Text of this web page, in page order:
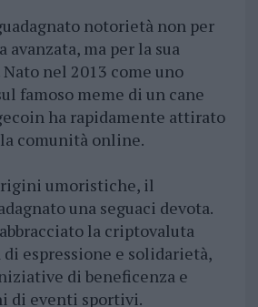
notorietà non per
avanzata, ma per la sua
nel 2013 come uno
famoso meme di un cane
ha rapidamente attirato
comunità online.
umoristiche, il
una seguaci devota.
la criptovaluta
di espressione e solidarietà,
di beneficenza e
di eventi sportivi.